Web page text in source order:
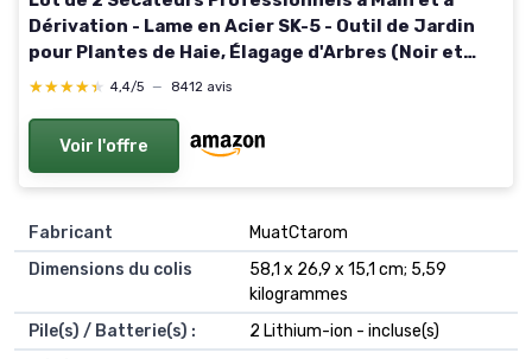
Dérivation - Lame en Acier SK-5 - Outil de Jardin
pour Plantes de Haie, Élagage d'Arbres (Noir et
Rouge) noir + rouge
★★★★★
★★★★★ 4,4/5 — 8412 avis
Voir l'offre
Fabricant
‎MuatCtarom
Dimensions du colis
‎58,1 x 26,9 x 15,1 cm; 5,59
kilogrammes
Pile(s) / Batterie(s) :
‎2 Lithium-ion - incluse(s)